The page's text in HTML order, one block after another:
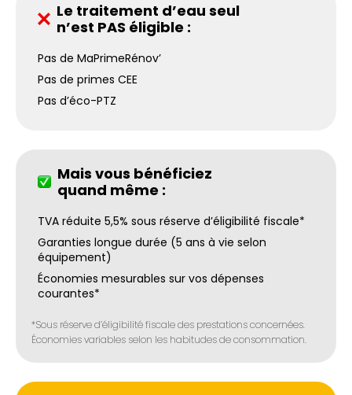
Le traitement d’eau seul
n’est PAS éligible :
Pas de MaPrimeRénov’
Pas de primes CEE
Pas d’éco-PTZ
Mais vous bénéficiez
quand même :
TVA réduite 5,5% sous réserve d’éligibilité fiscale*
Garanties longue durée (5 ans à vie selon
équipement)
Économies mesurables sur vos dépenses
courantes*
*Sous réserve d’éligibilité fiscale des prestations concernées.
Économies variables selon les habitudes de consommation.